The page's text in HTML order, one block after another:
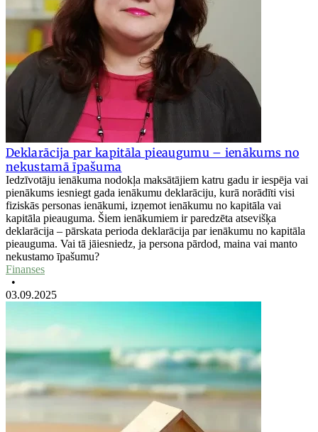
Deklarācija par kapitāla pieaugumu – ienākums no
nekustamā īpašuma
Iedzīvotāju ienākuma nodokļa maksātājiem katru gadu ir iespēja vai
pienākums iesniegt gada ienākumu deklarāciju, kurā norādīti visi
fiziskās personas ienākumi, izņemot ienākumu no kapitāla vai
kapitāla pieauguma. Šiem ienākumiem ir paredzēta atsevišķa
deklarācija – pārskata perioda deklarācija par ienākumu no kapitāla
pieauguma. Vai tā jāiesniedz, ja persona pārdod, maina vai manto
nekustamo īpašumu?
Finanses
•
03.09.2025